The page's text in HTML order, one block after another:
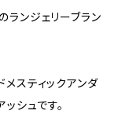
ランジェリーブラン
メスティックアンダ
ッシュです。